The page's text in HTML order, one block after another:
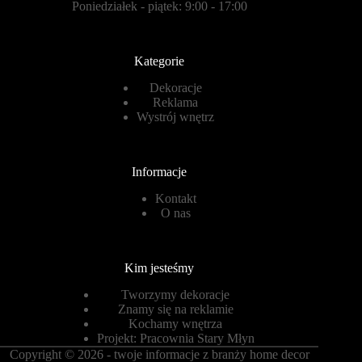
Poniedziałek - piątek: 9:00 - 17:00
Kategorie
Dekoracje
Reklama
Wystrój wnętrz
Informacje
Kontakt
O nas
Kim jesteśmy
Tworzymy dekoracje
Znamy się na reklamie
Kochamy wnętrza
Projekt: Pracownia Stary Młyn
Copyright © 2026 - twoje informacje z branży home decor